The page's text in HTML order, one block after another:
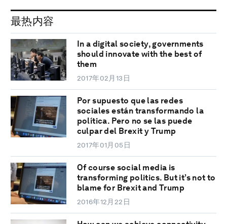
最热内容
In a digital society, governments
should innovate with the best of
them
2017年02月13日
Por supuesto que las redes
sociales están transformando la
política. Pero no se las puede
culpar del Brexit y Trump
2017年01月05日
Of course social media is
transforming politics. But it’s not to
blame for Brexit and Trump
2016年12月22日